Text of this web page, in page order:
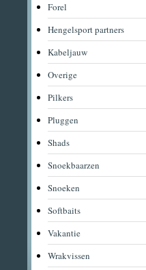
Forel
Hengelsport partners
Kabeljauw
Overige
Pilkers
Pluggen
Shads
Snoekbaarzen
Snoeken
Softbaits
Vakantie
Wrakvissen